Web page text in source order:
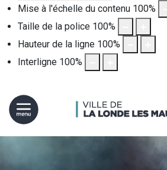
Mise à l'échelle du contenu 100%
Taille de la police 100%
Hauteur de la ligne 100%
Interligne 100%